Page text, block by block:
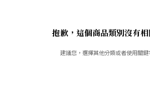
抱歉，這個商品類別沒有
建議您，選擇其他分類或者使用關鍵